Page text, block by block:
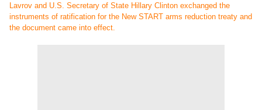
Lavrov and U.S. Secretary of State Hillary Clinton exchanged the
instruments of ratification for the New START arms reduction treaty and
the document came into effect.